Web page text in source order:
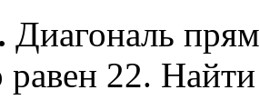
Диагональ
равен 22.